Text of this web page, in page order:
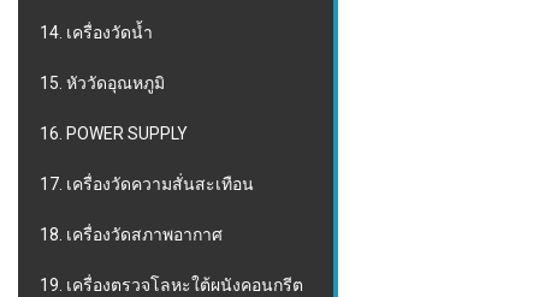
14. เครื่องวัดน้ำ
15. หัววัดอุณหภูมิ
16. POWER SUPPLY
17. เครื่องวัดความสั่นสะเทือน
18. เครื่องวัดสภาพอากาศ
19. เครื่องตรวจโลหะใต้ผนังคอนกรีต